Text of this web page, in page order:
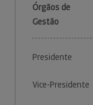
Órgãos de
Gestão
Presidente
Vice-Presidente